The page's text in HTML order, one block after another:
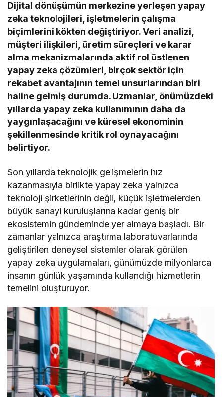
Uzmanlar, bu teknolojinin önümüzdeki yıllarda
daha da yaygınlaşarak…
Dijital dönüşümün merkezine yerleşen yapay
zeka teknolojileri, işletmelerin çalışma
biçimlerini kökten değiştiriyor. Veri analizi,
müşteri ilişkileri, üretim süreçleri ve karar
alma mekanizmalarında aktif rol üstlenen
yapay zeka çözümleri, birçok sektör için
rekabet avantajının temel unsurlarından biri
haline gelmiş durumda. Uzmanlar, önümüzdeki
yıllarda yapay zeka kullanımının daha da
yaygınlaşacağını ve küresel ekonominin
şekillenmesinde kritik rol oynayacağını
belirtiyor.
Son yıllarda teknolojik gelişmelerin hız
kazanmasıyla birlikte yapay zeka yalnızca
teknoloji şirketlerinin değil, küçük işletmelerden
büyük sanayi kuruluşlarına kadar geniş bir
ekosistemin gündeminde yer almaya başladı. Bir
zamanlar yalnızca araştırma laboratuvarlarında
geliştirilen deneysel sistemler olarak görülen
yapay zeka uygulamaları, günümüzde milyonlarca
insanın günlük yaşamında kullandığı hizmetlerin
temelini oluşturuyor.